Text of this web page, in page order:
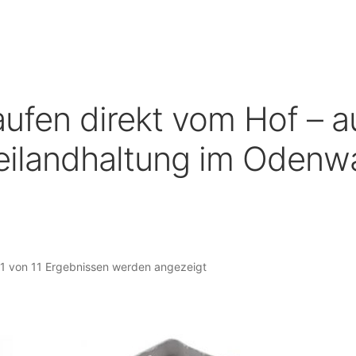
direkt vom Hof –
im
von 11 Ergebnissen werden angezeigt